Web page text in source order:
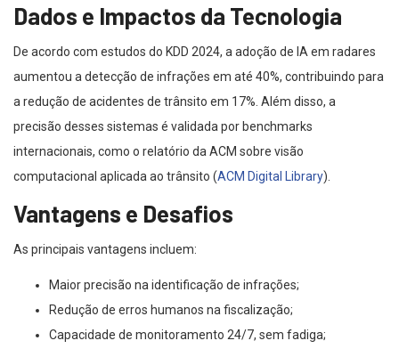
Dados e Impactos da Tecnologia
De acordo com estudos do KDD 2024, a adoção de IA em radares
aumentou a detecção de infrações em até 40%, contribuindo para
a redução de acidentes de trânsito em 17%. Além disso, a
precisão desses sistemas é validada por benchmarks
internacionais, como o relatório da ACM sobre visão
computacional aplicada ao trânsito (ACM Digital Library).
Vantagens e Desafios
As principais vantagens incluem:
Maior precisão na identificação de infrações;
Redução de erros humanos na fiscalização;
Capacidade de monitoramento 24/7, sem fadiga;